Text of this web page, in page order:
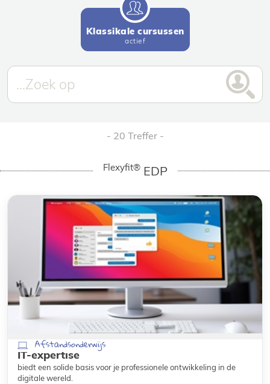
Klassikale cursussen
actief
20 Treffer
Flexyfit®EDP
Afstandsonderwijs
IT-expertise
biedt een solide basis voor je professionele ontwikkeling in de
digitale wereld.